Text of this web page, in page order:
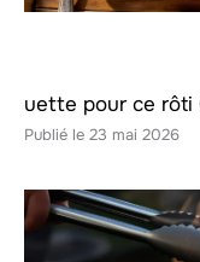
uette pour ce rôti
23 mai 2026